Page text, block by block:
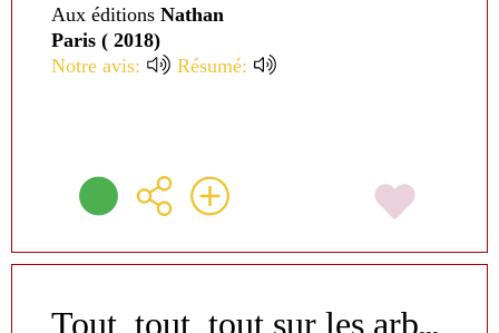
Aux éditions Nathan
Paris ( 2018)
Notre avis:
Résumé:
T
out, tout, tout sur les arbres